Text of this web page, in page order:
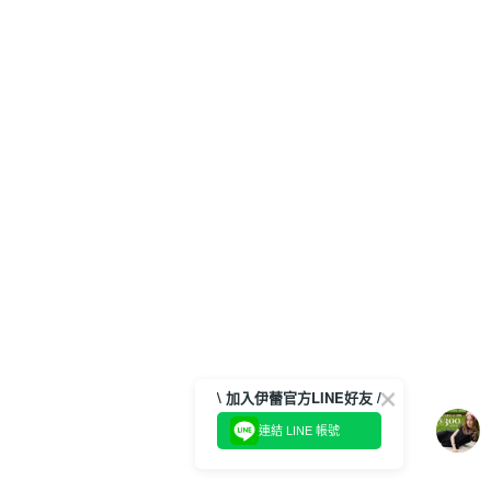
\ 加入伊蕾官方LINE好友 /
連結 LINE 帳號